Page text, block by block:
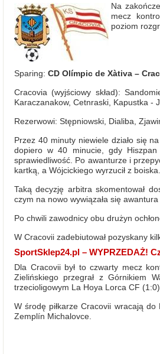
Na
mecz
poziom
Sparing: CD Olímpic de Xàtiva –
Cracovia (wyjściowy skład):
Karaczanakow, Cetnraski, Kapustka -
Rezerwowi: Stępniowski, Dialiba,
Przez 40 minuty niewiele działo się
dopiero w 40 minucie, gdy Hiszpan
sprawiedliwość. Po awanturze i
kartką, a Wójcickiego wyrzucił z boiska.
Taką decyzję arbitra skomentował
czym na nowo wywiązała się awantura
Po chwili zawodnicy obu drużyn
W Cracovii zadebiutował pozyskany
SportSklep24.pl – WYPRZEDAŻ!
Dla Cracovii był to czwarty mecz
Zielińskiego przegrał z Górnikiem
trzecioligowym La Hoya Lorca CF (1:0).
W środę piłkarze Cracovii wracają
Zemplín Michalovce.